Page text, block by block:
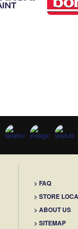
> FAQ
> STORE
> ABOUT US
> SITEMAP